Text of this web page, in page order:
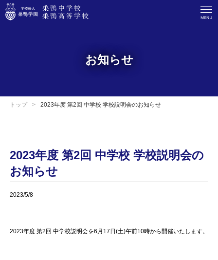
お知らせ
トップ 2023年度 第2回 中学校 学校説明会のお知らせ
2023年度 第2回 中学校 学校説明会の
お知らせ
2023/5/8
2023年度 第2回 中学校説明会を6月17日(土)午前10時から開催いたします。